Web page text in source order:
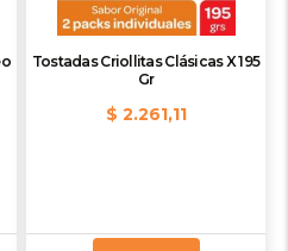
Tostadas Criollitas Clásicas X 195
Gr
$ 2.261,11